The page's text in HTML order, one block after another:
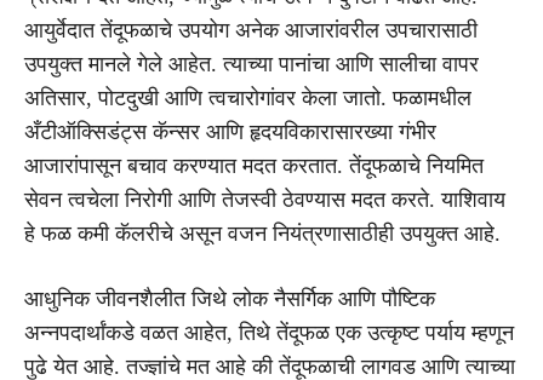
आयुर्वेदात तेंदूफळाचे उपयोग अनेक आजारांवरील उपचारासाठी
उपयुक्त मानले गेले आहेत. त्याच्या पानांचा आणि सालीचा वापर
अतिसार, पोटदुखी आणि त्वचारोगांवर केला जातो. फळामधील
अँटीऑक्सिडंट्स कॅन्सर आणि हृदयविकारासारख्या गंभीर
आजारांपासून बचाव करण्यात मदत करतात. तेंदूफळाचे नियमित
सेवन त्वचेला निरोगी आणि तेजस्वी ठेवण्यास मदत करते. याशिवाय
हे फळ कमी कॅलरीचे असून वजन नियंत्रणासाठीही उपयुक्त आहे.
आधुनिक जीवनशैलीत जिथे लोक नैसर्गिक आणि पौष्टिक
अन्नपदार्थांकडे वळत आहेत, तिथे तेंदूफळ एक उत्कृष्ट पर्याय म्हणून
पुढे येत आहे. तज्ज्ञांचे मत आहे की तेंदूफळाची लागवड आणि त्याच्या